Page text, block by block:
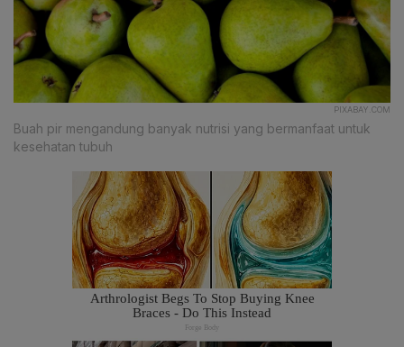
PIXABAY.COM
Buah pir mengandung banyak nutrisi yang bermanfaat untuk
kesehatan tubuh